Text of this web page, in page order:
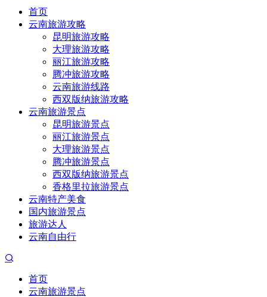
首页
云南旅游攻略
昆明旅游攻略
大理旅游攻略
丽江旅游攻略
腾冲旅游攻略
云南旅游线路
西双版纳旅游攻略
云南旅游景点
昆明旅游景点
丽江旅游景点
大理旅游景点
腾冲旅游景点
西双版纳旅游景点
香格里拉旅游景点
云南特产美食
国内旅游景点
旅游达人
云南自由行
首页
云南旅游景点